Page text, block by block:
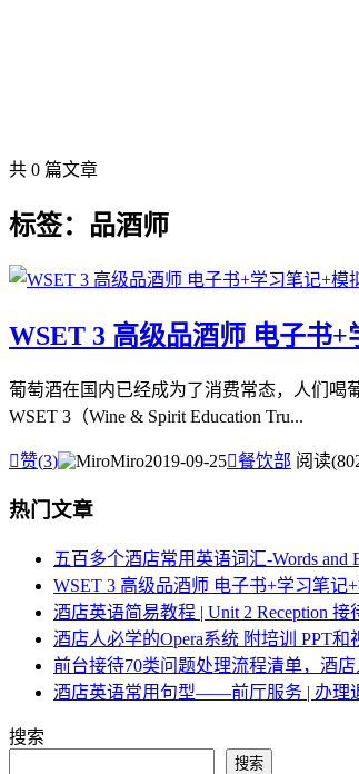
共 0 篇文章
标签：品酒师
WSET 3 高级品酒师 电子书
葡萄酒在国内已经成为了消费常态，人们喝
WSET 3（Wine & Spirit Education Tru...
赞(3) Miro2019-09-25餐饮部 阅读
热门文章
五百多个酒店常用英语词汇-Words and
WSET 3 高级品酒师 电子书+学习笔记
酒店英语简易教程 | Unit 2 Reception 接
酒店人必学的Opera系统 附培训 PPT和
前台接待70类问题处理流程清单，酒
酒店英语常用句型——前厅服务 | 办理
搜索
搜索